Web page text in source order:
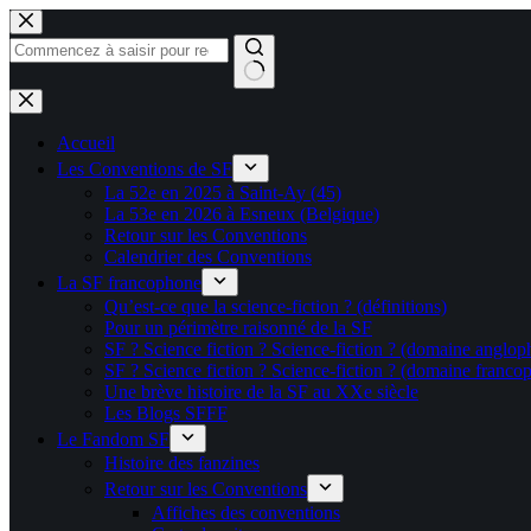
Passer
au
contenu
Aucun
résultat
Accueil
Les Conventions de SF
La 52e en 2025 à Saint-Ay (45)
La 53e en 2026 à Esneux (Belgique)
Retour sur les Conventions
Calendrier des Conventions
La SF francophone
Qu’est-ce que la science-fiction ? (définitions)
Pour un périmètre raisonné de la SF
SF ? Science fiction ? Science-fiction ? (domaine
SF ? Science fiction ? Science-fiction ? (domaine
Une brève histoire de la SF au XXe siècle
Les Blogs SFFF
Le Fandom SF
Histoire des fanzines
Retour sur les Conventions
Affiches des conventions